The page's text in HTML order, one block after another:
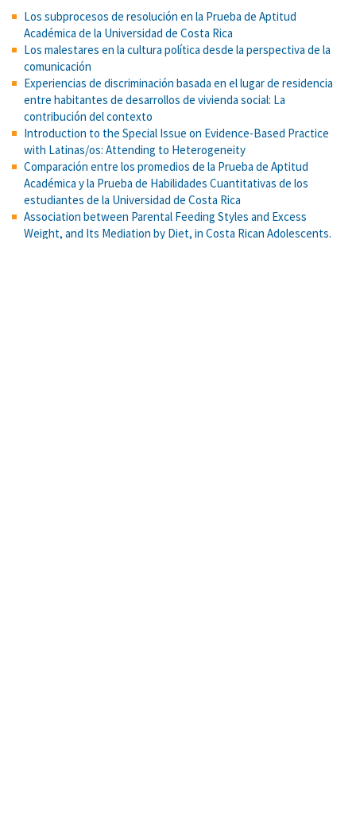
Los subprocesos de resolución en la Prueba de Aptitud
Académica de la Universidad de Costa Rica
Los malestares en la cultura política desde la perspectiva de la
comunicación
Experiencias de discriminación basada en el lugar de residencia
entre habitantes de desarrollos de vivienda social: La
contribución del contexto
Introduction to the Special Issue on Evidence-Based Practice
with Latinas/os: Attending to Heterogeneity
Comparación entre los promedios de la Prueba de Aptitud
Académica y la Prueba de Habilidades Cuantitativas de los
estudiantes de la Universidad de Costa Rica
Association between Parental Feeding Styles and Excess
Weight, and Its Mediation by Diet, in Costa Rican Adolescents.